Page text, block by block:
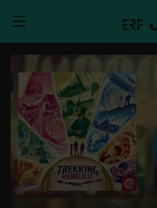
TALKWERK
REPORTAGE
RADIO
DEINE APP